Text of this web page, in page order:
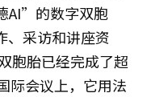
AI”的数字双胞
、采访和讲座资
胞胎已经完成了超
际会议上，它用法